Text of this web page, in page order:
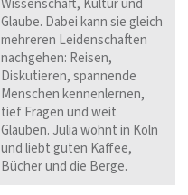
Wissenschaft, Kultur und
Glaube. Dabei kann sie gleich
mehreren Leidenschaften
nachgehen: Reisen,
Diskutieren, spannende
Menschen kennenlernen,
tief Fragen und weit
Glauben. Julia wohnt in Köln
und liebt guten Kaffee,
Bücher und die Berge.